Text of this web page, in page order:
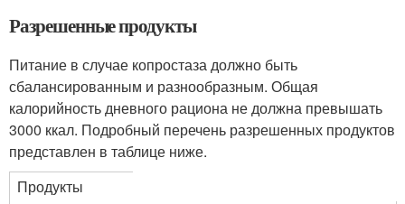
Разрешенные продукты
Питание в случае копростаза должно быть
сбалансированным и разнообразным. Общая
калорийность дневного рациона не должна превышать
3000 ккал. Подробный перечень разрешенных продуктов
представлен в таблице ниже.
Продукты